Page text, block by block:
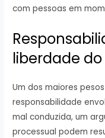
com pessoas em
liberdade
Um dos maiores
responsabilidade
mal conduzida, um
processual podem